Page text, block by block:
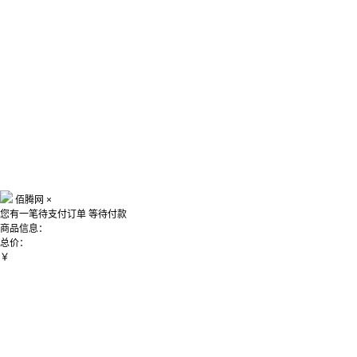
佰腾网 ×
您有一笔待支付订单 等待付款
商品信息：
总价：
￥